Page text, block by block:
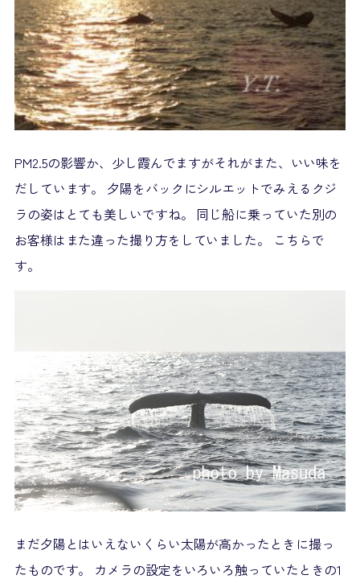
PM2.5の影響か、少し霞んでますがそれがまた、いい味を
だしています。 夕陽をバックにシルエットでみえるクジ
ラの姿はとても美しいですね。 同じ船に乗っていた別の
お客様はまた違った撮り方をしていました。 こちらで
す。
まだ夕陽とはいえないくらい太陽が高かったときに撮っ
たものです。 カメラの設定をいろいろ触っていたときの1